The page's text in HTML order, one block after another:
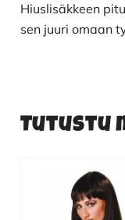
Hiuslisäkkeen
sen juuri omaan
Tutustu